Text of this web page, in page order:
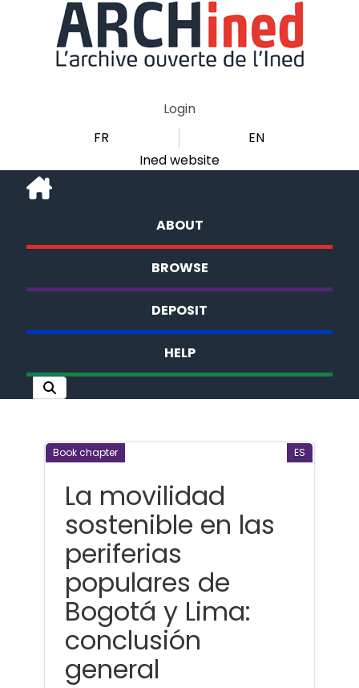
Login
FR
EN
Ined website
ABOUT
BROWSE
DEPOSIT
HELP
Book chapter ES
La movilidad
sostenible en las
periferias
populares de
Bogotá y Lima:
conclusión
general